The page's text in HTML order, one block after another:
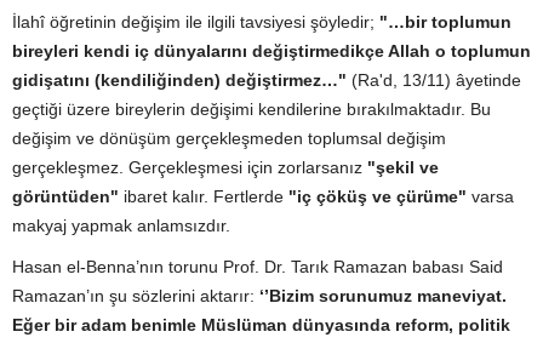
İlahî öğretinin değişim ile ilgili tavsiyesi şöyledir; "…bir toplumun
bireyleri kendi iç dünyalarını değiştirmedikçe Allah o toplumun
gidişatını (kendiliğinden) değiştirmez…" (Ra'd, 13/11) âyetinde
geçtiği üzere bireylerin değişimi kendilerine bırakılmaktadır. Bu
değişim ve dönüşüm gerçekleşmeden toplumsal değişim
gerçekleşmez. Gerçekleşmesi için zorlarsanız "şekil ve
görüntüden" ibaret kalır. Fertlerde "iç çöküş ve çürüme" varsa
makyaj yapmak anlamsızdır.
Hasan el-Benna’nın torunu Prof. Dr. Tarık Ramazan babası Said
Ramazan’ın şu sözlerini aktarır: ‘’Bizim sorunumuz maneviyat.
Eğer bir adam benimle Müslüman dünyasında reform, politik